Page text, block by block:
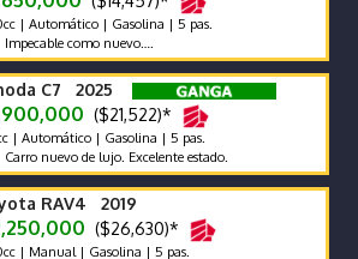
| Automático | Gasolina | 5 pas.
como nuevo….
C7 2025
($21,522)*
| Automático | Gasolina | 5 pas.
nuevo de lujo. Excelente estado.
RAV4 2019
($26,630)*
| Manual | Gasolina | 5 pas.